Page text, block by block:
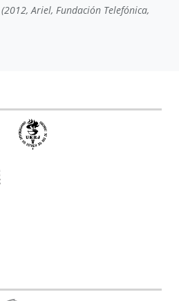
Ariel, Fundación Telefónica,